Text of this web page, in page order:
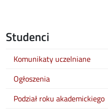
Studenci
Komunikaty uczelniane
Ogłoszenia
Podział roku akademickiego